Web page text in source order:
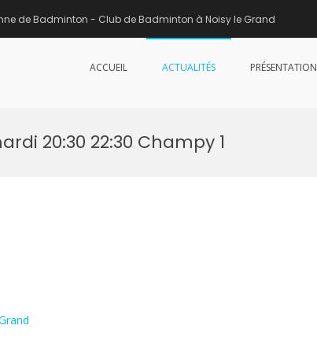
de Badminton - Club de Badminton à Noisy le Grand
ACCUEIL ACTUALITÉS PRÉSENTATION
20:30 22:30 Champy 1